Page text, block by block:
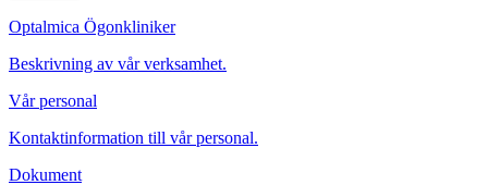
Optalmica Ögonkliniker
Beskrivning av vår verksamhet.
Vår personal
Kontaktinformation till vår personal.
Dokument